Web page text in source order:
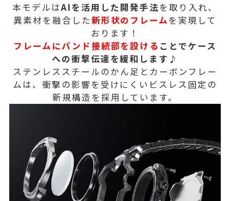
本モデルはAIを活用した開発手法を取り入れ、
異素材を融合した新形状のフレームを実現して
おります！
フレームにバンド接続部を設ける ことでケース
への衝撃伝達を緩和します♪
ステンレススチールのかん足とカーボンフレー
ムは、衝撃の影響を受けにくいビスレス固定の
新規構造を採用しています。